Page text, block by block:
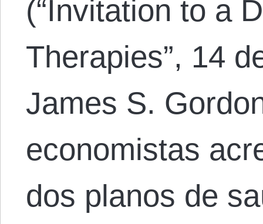
(“Invitation to a
Therapies”, 14
James S.
economistas
dos planos de